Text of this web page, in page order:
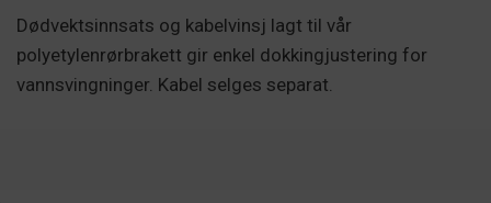
Dødvektsinnsats og kabelvinsj lagt til vår
polyetylenrørbrakett gir enkel dokkingjustering for
vannsvingninger. Kabel selges separat.